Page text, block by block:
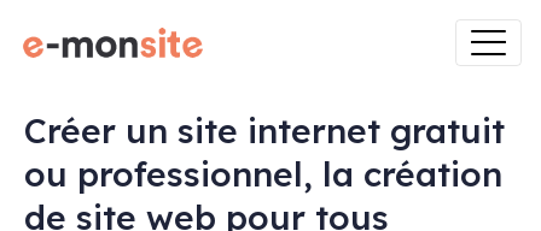
Créer un site internet gratuit
ou professionnel, la création
de site web pour tous